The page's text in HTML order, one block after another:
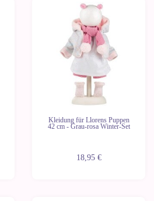
Kleidung für Llorens Puppen
42 cm - Grau-rosa Winter-Set
18,95 €